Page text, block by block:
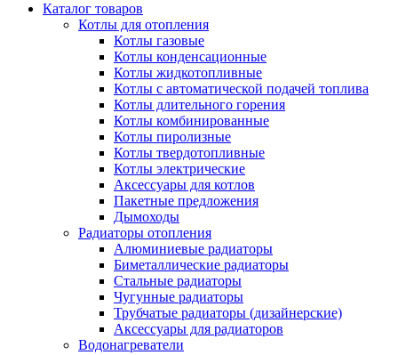
Каталог товаров
Котлы для отопления
Котлы газовые
Котлы конденсационные
Котлы жидкотопливные
Котлы с автоматической подачей топлива
Котлы длительного горения
Котлы комбинированные
Котлы пиролизные
Котлы твердотопливные
Котлы электрические
Аксессуары для котлов
Пакетные предложения
Дымоходы
Радиаторы отопления
Алюминиевые радиаторы
Биметаллические радиаторы
Стальные радиаторы
Чугунные радиаторы
Трубчатые радиаторы (дизайнерские)
Аксессуары для радиаторов
Водонагреватели